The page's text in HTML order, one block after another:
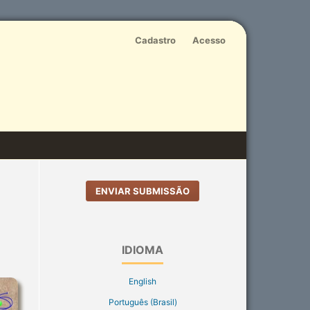
Cadastro Acesso
ENVIAR SUBMISSÃO
IDIOMA
English
Português (Brasil)